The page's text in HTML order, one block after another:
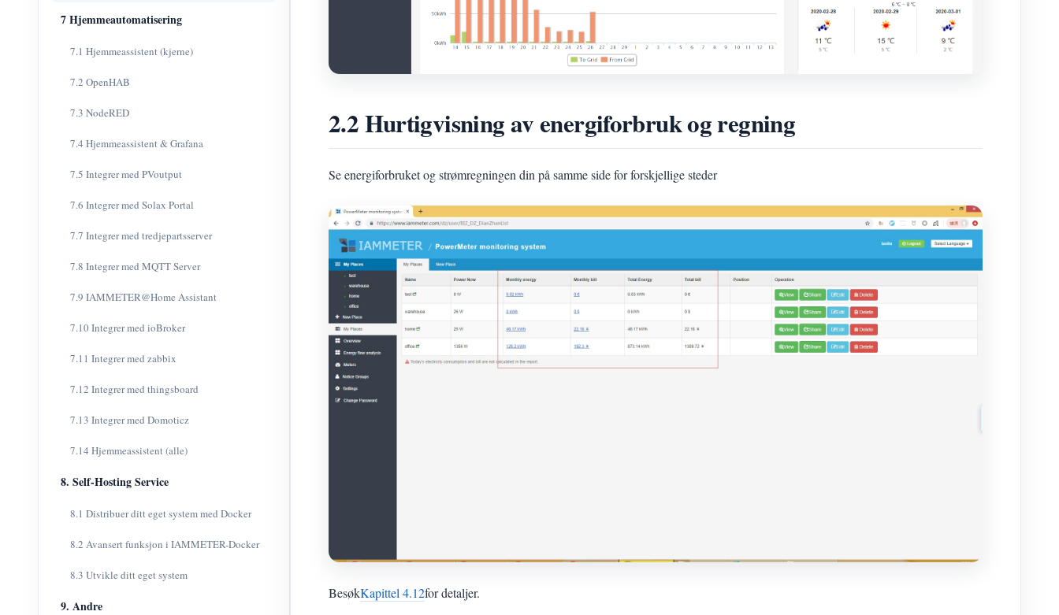
7 Hjemmeautomatisering
7.1 Hjemmeassistent (kjerne)
7.2 OpenHAB
7.3 NodeRED
7.4 Hjemmeassistent & Grafana
7.5 Integrer med PVoutput
7.6 Integrer med Solax Portal
7.7 Integrer med tredjepartsserver
7.8 Integrer med MQTT Server
7.9 IAMMETER@Home Assistant
7.10 Integrer med ioBroker
7.11 Integrer med zabbix
7.12 Integrer med thingsboard
7.13 Integrer med Domoticz
7.14 Hjemmeassistent (alle)
8. Self-Hosting Service
8.1 Distribuer ditt eget system med Docker
8.2 Avansert funksjon i IAMMETER-Docker
8.3 Utvikle ditt eget system
9. Andre
2.2 Hurtigvisning av energiforbruk og regning
Se energiforbruket og strømregningen din på samme side for forskjellige steder
BesøkKapittel 4.12for detaljer.